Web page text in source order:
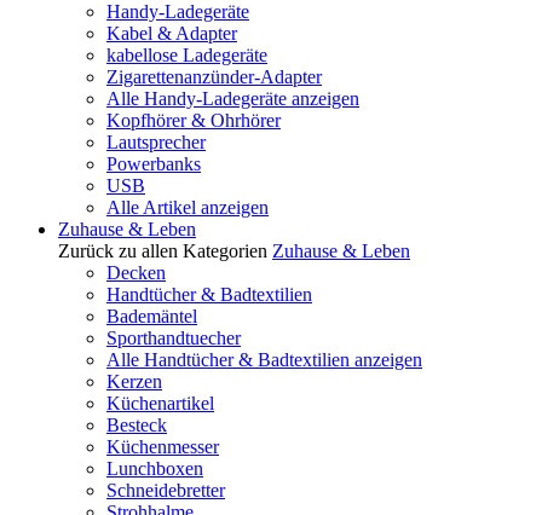
Handy-Ladegeräte
Kabel & Adapter
kabellose Ladegeräte
Zigarettenanzünder-Adapter
Alle Handy-Ladegeräte anzeigen
Kopfhörer & Ohrhörer
Lautsprecher
Powerbanks
USB
Alle Artikel anzeigen
Zuhause & Leben
Zurück zu allen Kategorien Zuhause & Leben
Decken
Handtücher & Badtextilien
Bademäntel
Sporthandtuecher
Alle Handtücher & Badtextilien anzeigen
Kerzen
Küchenartikel
Besteck
Küchenmesser
Lunchboxen
Schneidebretter